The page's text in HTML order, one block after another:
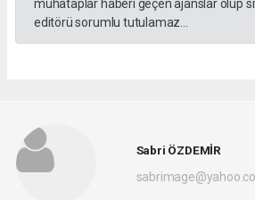
muhataplar haberi geçen ajanslar olup
editörü sorumlu tutulamaz...
Sabri ÖZDEMİR